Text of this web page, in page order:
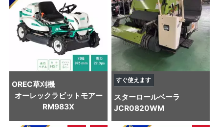
OREC草刈機
オーレックラビットモアー
RM983X
すぐ使えます
スターロールベーラ
JCR0820WM